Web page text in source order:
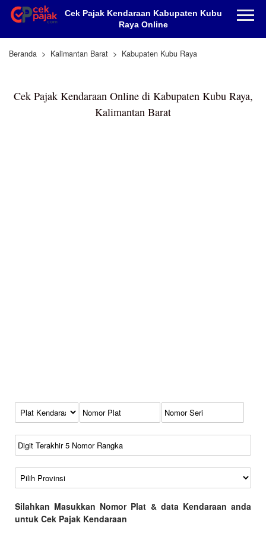
Cek Pajak Kendaraan Kabupaten Kubu
Raya Online
Beranda Kalimantan Barat Kabupaten Kubu Raya
Cek Pajak Kendaraan Online di Kabupaten Kubu Raya,
Kalimantan Barat
Kode Plat Kendaraan
No Plat
No Seri
No Rangka
Wilayah
Silahkan Masukkan Nomor Plat & data Kendaraan anda
untuk Cek Pajak Kendaraan